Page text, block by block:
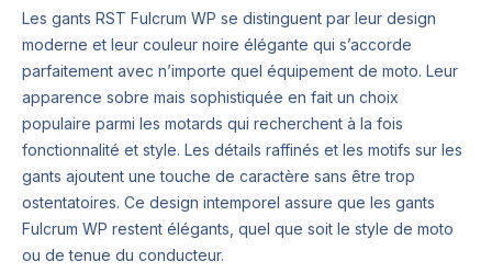
Les gants RST Fulcrum WP se distinguent par leur design
moderne et leur couleur noire élégante qui s’accorde
parfaitement avec n’importe quel équipement de moto. Leur
apparence sobre mais sophistiquée en fait un choix
populaire parmi les motards qui recherchent à la fois
fonctionnalité et style. Les détails raffinés et les motifs sur les
gants ajoutent une touche de caractère sans être trop
ostentatoires. Ce design intemporel assure que les gants
Fulcrum WP restent élégants, quel que soit le style de moto
ou de tenue du conducteur.